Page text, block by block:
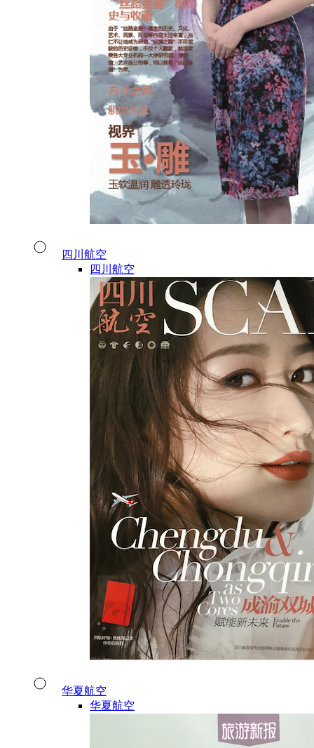
四川航空
四川航空
华夏航空
华夏航空